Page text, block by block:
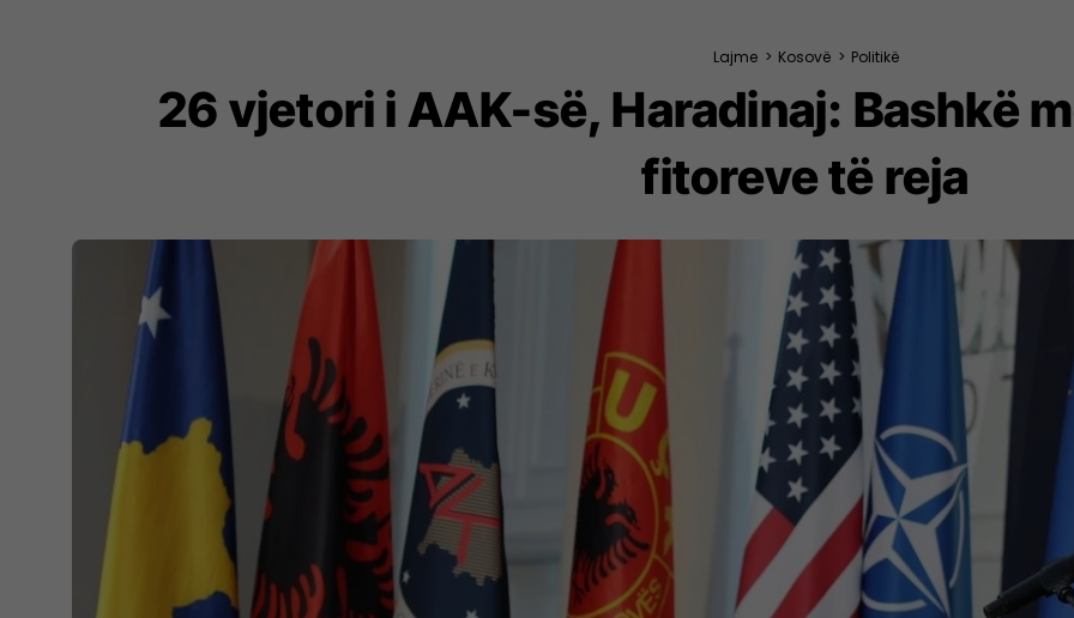
Lajme > Kosovë > Politikë
26 vjetori i AAK-së, Haradinaj: Bashkë
fitoreve të reja